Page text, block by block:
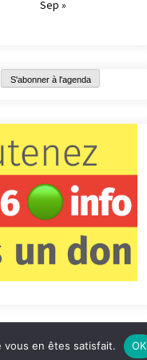
Sep »
S'abonner à l'agenda
? Informations légales
vous en êtes satisfait. OK